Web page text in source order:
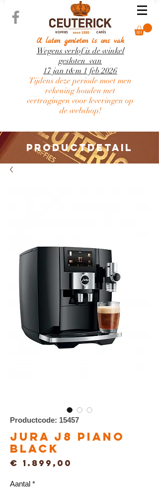
U laten genieten is ons vak
Wegens verlof is de winkel
gesloten van
17 jan t&m 1 feb 2026
Tijdens deze periode moet men
rekening houden met
vertragingen voor leveringen op
de webshop!
PRODUCTDETAIL
Productcode: 15457
Jura J8 Piano
Black
€ 1.899,00
Aantal *